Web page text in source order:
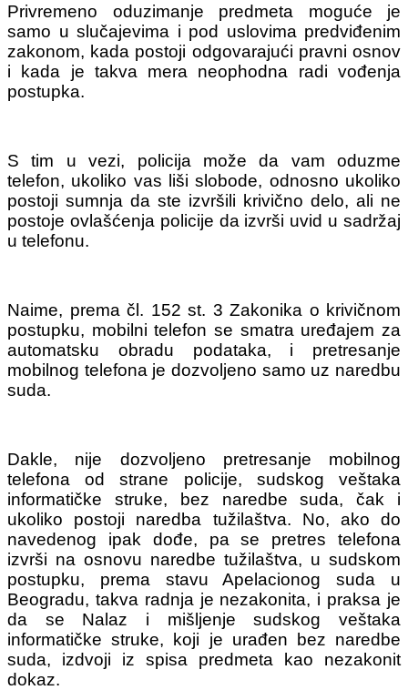
Privremeno oduzimanje predmeta moguće je
samo u slučajevima i pod uslovima predviđenim
zakonom, kada postoji odgovarajući pravni osnov
i kada je takva mera neophodna radi vođenja
postupka.
S tim u vezi, policija može da vam oduzme
telefon, ukoliko vas liši slobode, odnosno ukoliko
postoji sumnja da ste izvršili krivično delo, ali ne
postoje ovlašćenja policije da izvrši uvid u sadržaj
u telefonu.
Naime, prema čl. 152 st. 3 Zakonika o krivičnom
postupku, mobilni telefon se smatra uređajem za
automatsku obradu podataka, i pretresanje
mobilnog telefona je dozvoljeno samo uz naredbu
suda.
Dakle, nije dozvoljeno pretresanje mobilnog
telefona od strane policije, sudskog veštaka
informatičke struke, bez naredbe suda, čak i
ukoliko postoji naredba tužilaštva. No, ako do
navedenog ipak dođe, pa se pretres telefona
izvrši na osnovu naredbe tužilaštva, u sudskom
postupku, prema stavu Apelacionog suda u
Beogradu, takva radnja je nezakonita, i praksa je
da se Nalaz i mišljenje sudskog veštaka
informatičke struke, koji je urađen bez naredbe
suda, izdvoji iz spisa predmeta kao nezakonit
dokaz.